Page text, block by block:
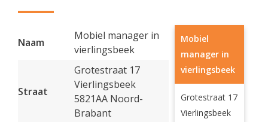
Naam
Mobiel manager in
vierlingsbeek
Straat
Grotestraat 17
Vierlingsbeek
5821AA Noord-
Brabant
Mobiel
manager in
vierlingsbeek
Grotestraat 17
Vierlingsbeek